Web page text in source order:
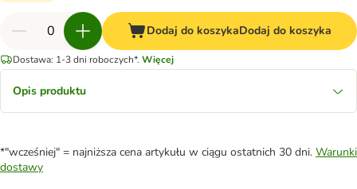
Dodaj do koszykaDodaj do koszyka
Dostawa: 1-3 dni roboczych*. Więcej
Opis produktu
*"wcześniej" = najniższa cena artykułu w ciągu ostatnich 30 dni. Warunki
dostawy